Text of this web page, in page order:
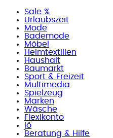
Sale %
Urlaubszeit
Mode
Bademode
Möbel
Heimtextilien
Haushalt
Baumarkt
Sport & Freizeit
Multimedia
Spielzeug
Marken
Wäsche
Flexikonto
jö
Beratung & Hilfe